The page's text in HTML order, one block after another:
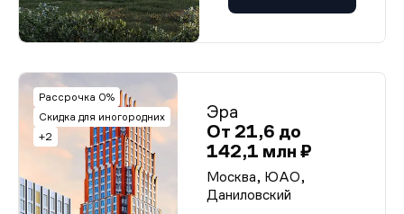
Рассрочка 0%
Скидка для иногородних
+2
Эра
От 21,6 до
142,1 млн ₽
Москва, ЮАО,
Даниловский